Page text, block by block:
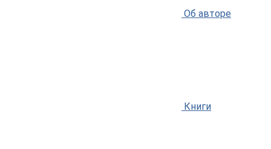
Об авторе
Книги